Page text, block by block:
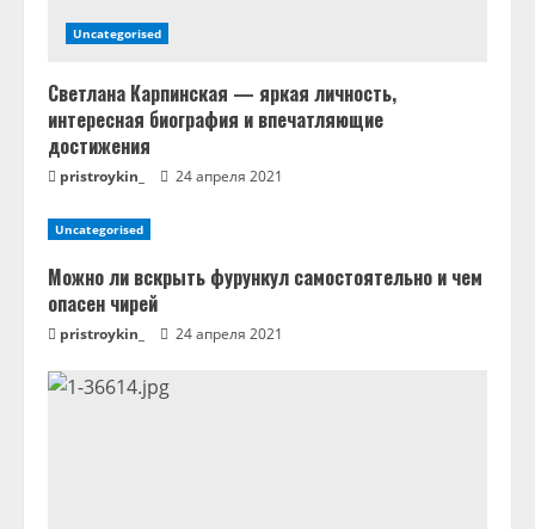
Uncategorised
Светлана Карпинская — яркая личность,
интересная биография и впечатляющие
достижения
pristroykin_ 24 апреля 2021
Uncategorised
Можно ли вскрыть фурункул самостоятельно и чем
опасен чирей
pristroykin_ 24 апреля 2021